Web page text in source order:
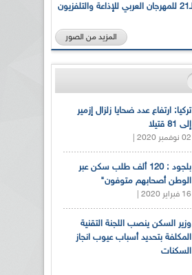
بالصور... الدورة الـ21 للمهرجان العربي للإذاعة والتلفزيون
المزيد من الصور
تركيا: ارتفاع عدد ضحايا زلزال إزمير
إلى 81 قتيلا
02 نوفمبر 2020 |
بلجود : 120 ألف طلب سكن عبر
الوطن أصحابهم متوفون"
16 فبراير 2020 |
وزير السكن ينصب اللجنة التقنية
المكلفة بتحديد أسباب عيوب انجاز
السكنات